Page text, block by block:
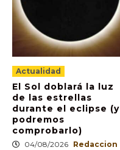
Actualidad
El Sol doblará la luz
de las estrellas
durante el eclipse (y
podremos
comprobarlo)
04/08/2026 Redaccion